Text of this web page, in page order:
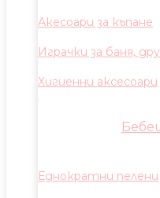
Акесоари за къпане
Играчки за баня,
Хигиенни аксесоари
Еднократни пелени